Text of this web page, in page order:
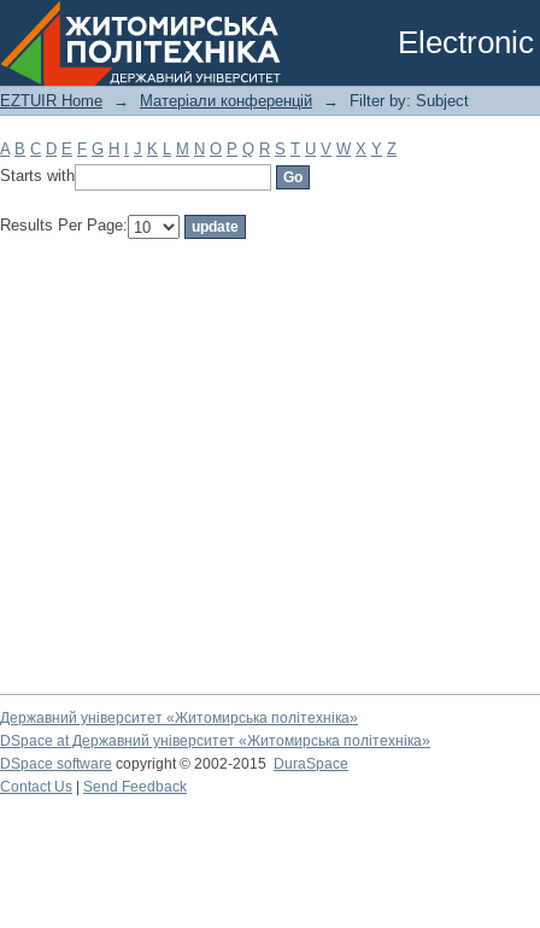
Filter by: Subject
EZTUIR Home → Матеріали конференцій → Filter by: Subject
A B C D E F G H J K L M N O P Q R S T U V W X Y Z
Starts with
Results Per Page:
Державний університет «Житомирська політехніка»
DSpace at Державний університет «Житомирська політехніка»
DSpace software copyright © 2002-2015
DuraSpace
Contact Us
Send Feedback